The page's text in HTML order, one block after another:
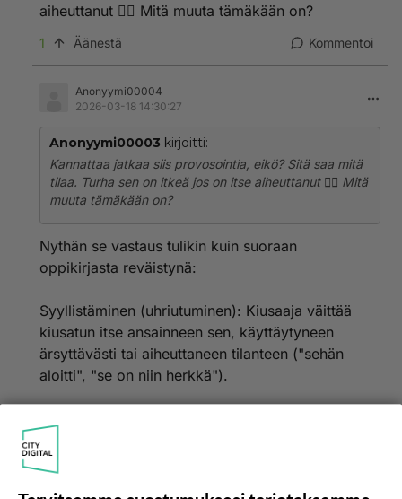
aivoilla ajatteluun kun kaikki eivät kykene.
aiheuttanut 🤷‍♂️ Mitä muuta tämäkään on?
1 Äänestä Kommentoi
Anonyymi00004
2026-03-18 14:30:27
Anonyymi00003 kirjoitti:
Kannattaa jatkaa siis provosointia, eikö? Sitä saa mitä
tilaa. Turha sen on itkeä jos on itse aiheuttanut 🤷‍♂️ Mitä
muuta tämäkään on?
Nythän se vastaus tulikin kuin suoraan
oppikirjasta reväistynä:
Syyllistäminen (uhriutuminen): Kiusaaja väittää
kiusatun itse ansainneen sen, käyttäytyneen
ärsyttävästi tai aiheuttaneen tilanteen ("sehän
aloitti", "se on niin herkkä").
kiusaajan puolusteluja uskota, vaan keskitytään
kiusatun kokemukseen. Kiusaaminen on aina